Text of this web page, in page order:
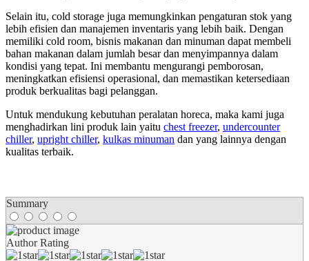
Selain itu, cold storage juga memungkinkan pengaturan stok yang
lebih efisien dan manajemen inventaris yang lebih baik. Dengan
memiliki cold room, bisnis makanan dan minuman dapat membeli
bahan makanan dalam jumlah besar dan menyimpannya dalam
kondisi yang tepat. Ini membantu mengurangi pemborosan,
meningkatkan efisiensi operasional, dan memastikan ketersediaan
produk berkualitas bagi pelanggan.
Untuk mendukung kebutuhan peralatan horeca, maka kami juga
menghadirkan lini produk lain yaitu chest freezer, undercounter
chiller, upright chiller, kulkas minuman dan yang lainnya dengan
kualitas terbaik.
Summary
Author Rating